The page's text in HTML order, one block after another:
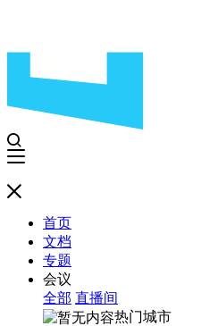
首页
文档
专题
会议
全部 直播间
热门城市